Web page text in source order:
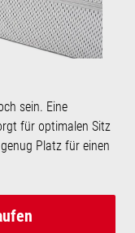
sein. Eine
für optimalen Sitz
Platz für einen